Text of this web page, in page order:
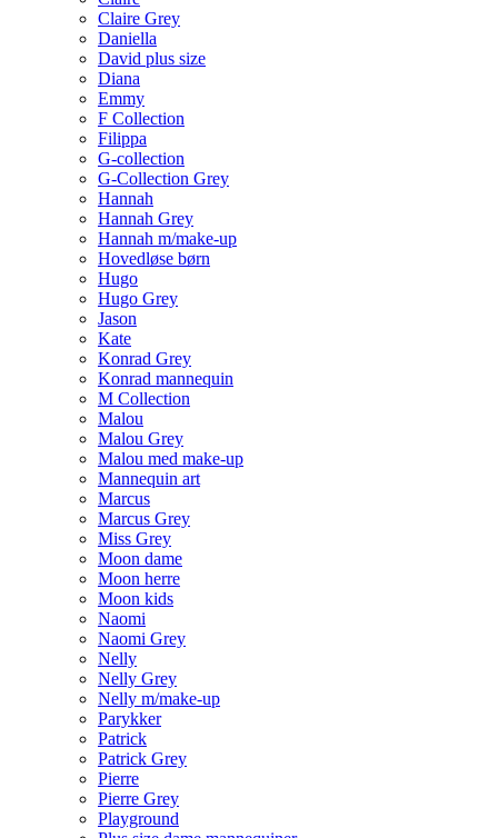
Claire Grey
Daniella
David plus size
Diana
Emmy
F Collection
Filippa
G-collection
G-Collection Grey
Hannah
Hannah Grey
Hannah m/make-up
Hovedløse børn
Hugo
Hugo Grey
Jason
Kate
Konrad Grey
Konrad mannequin
M Collection
Malou
Malou Grey
Malou med make-up
Mannequin art
Marcus
Marcus Grey
Miss Grey
Moon dame
Moon herre
Moon kids
Naomi
Naomi Grey
Nelly
Nelly Grey
Nelly m/make-up
Parykker
Patrick
Patrick Grey
Pierre
Pierre Grey
Playground